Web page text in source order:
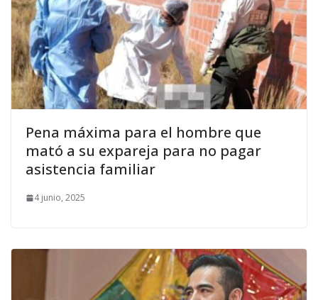
Pena máxima para el hombre que
mató a su expareja para no pagar
asistencia familiar
4 junio, 2025